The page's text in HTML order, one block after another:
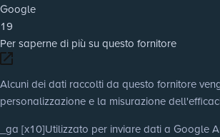
Google
19
Per saperne di più su questo fornitore
Alcuni dei dati raccolti da questo fornitore
personalizzazione e la misurazione
_ga [x10]Utilizzato per inviare dati a Google